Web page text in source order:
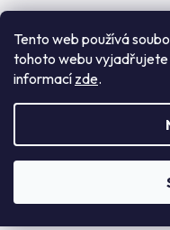
Tento web používá
tohoto webu vyjadřujete
informací zde.
Rychlé kontakty
Telefon:
(+420) 272 702 212
info@getid.cz